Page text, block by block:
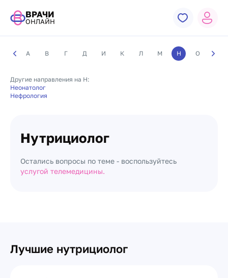
ВРАЧИ
ОНЛАЙН
А В Г Д И К Л М Н О П
Другие направления на Н:
Неонатолог
Нефрология
Нутрициолог
Остались вопросы по теме - воспользуйтесь
услугой телемедицины.
Лучшие нутрициолог